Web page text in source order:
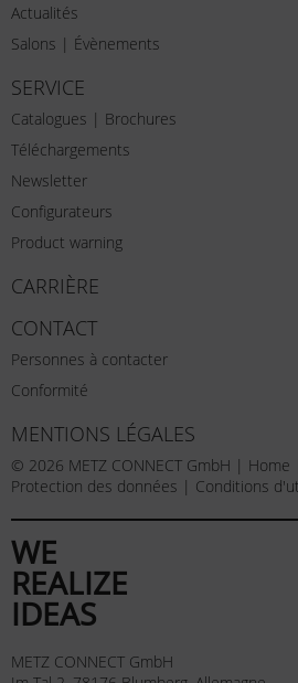
Actualités
Salons | Évènements
SERVICE
Catalogues | Brochures
Téléchargements
Newsletter
Configurateurs
Product warning
CARRIÈRE
CONTACT
Personnes à contacter
Conformité
MENTIONS LÉGALES
© 2026 METZ CONNECT GmbH | Home
Protection des données | Conditions
WE
REALIZE
IDEAS
METZ CONNECT GmbH